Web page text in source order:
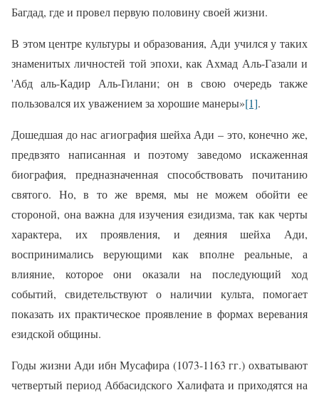
Багдад, где и провел первую половину своей жизни.
В этом центре культуры и образования, Ади учился у таких
знаменитых личностей той эпохи, как Ахмад Аль-Газали и
'Абд аль-Кадир Аль-Гилани; он в свою очередь также
пользовался их уважением за хорошие манеры»[1].
Дошедшая до нас агиография шейха Ади – это, конечно же,
предвзято написанная и поэтому заведомо искаженная
биография, предназначенная способствовать почитанию
святого. Но, в то же время, мы не можем обойти ее
стороной, она важна для изучения езидизма, так как черты
характера, их проявления, и деяния шейха Ади,
воспринимались верующими как вполне реальные, а
влияние, которое они оказали на последующий ход
событий, свидетельствуют о наличии культа, помогает
показать их практическое проявление в формах веревания
езидской общины.
Годы жизни Ади ибн Мусафира (1073-1163 гг.) охватывают
четвертый период Аббасидского Халифата и приходятся на